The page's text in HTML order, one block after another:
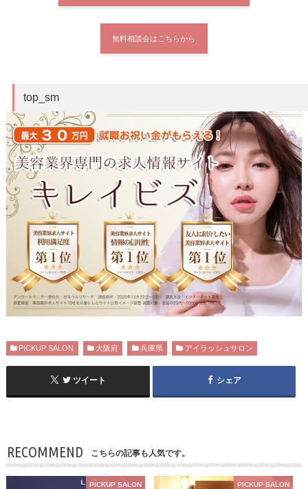
無料相談会はこちらから
top_sm
PICKUP SALON 大阪府 兵庫県 アイラッシュサロン
ツイート シェア
RECOMMEND こちらの記事も人気です。
PICKUP SALON PICKUP SALON